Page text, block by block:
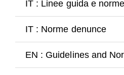
Chiesa
IT : Linee guida e
IT : Norme denunce
EN : Guidelines and